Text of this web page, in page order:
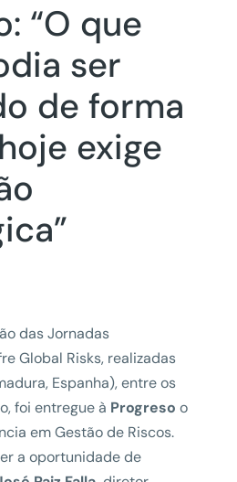
“O que
ser
de forma
exige
das Jornadas
Global Risks, realizadas
Espanha), entre os
foi entregue à Progreso o
em Gestão de Riscos.
a oportunidade de